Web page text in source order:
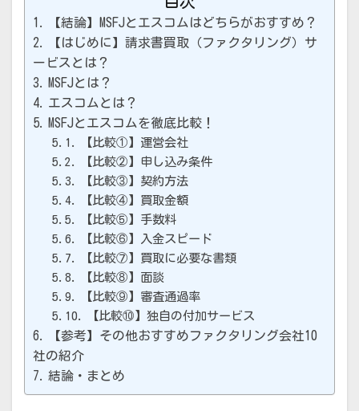
【結論】MSFJとエスコムはどちらがおすすめ？
【はじめに】請求書買取（ファクタリング）サ
ービスとは？
MSFJとは？
エスコムとは？
MSFJとエスコムを徹底比較！
【比較①】運営会社
【比較②】申し込み条件
【比較③】契約方法
【比較④】買取金額
【比較⑤】手数料
【比較⑥】入金スピード
【比較⑦】買取に必要な書類
【比較⑧】面談
【比較⑨】審査通過率
【比較⑩】独自の付加サービス
【参考】その他おすすめファクタリング会社10
社の紹介
結論・まとめ